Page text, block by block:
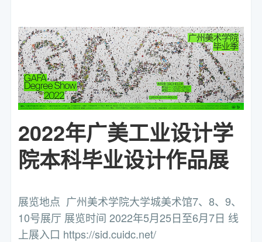
2022年广美工业设计学
院本科毕业设计作品展
展览地点 广州美术学院大学城美术馆7、8、9、
10号展厅 展览时间 2022年5月25日至6月7日 线
上展入口 https://sid.cuidc.net/